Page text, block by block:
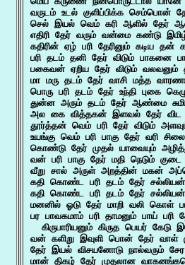
வருடம் உடல் குளிப்பிக்க செம்பொன்
செல் இயல் வெம் கரி ஆளில் தேர்
எதிரி தேர் வரும் வன்மை கண்டு இமிழ்
கதிரின் ஏழ் பரி தேரினும் கடிய
பரி தடம் தனி தேர் விடும்
பகைவன் ஏறிய தேர் விடும் வலவனும்
மா மரு தடம் தேர் வாசி மத்த
பொரு பரி தடம் தேர் உந்தி புகை
துன்ன அரும் தடம் தேர் ஆண்மை
அல கை வித்தகன் இளவல் தேர் விட
தூர்த்தன் வெம் பரி தேர் விடும்
உயங்கு வெம் பரி பாகு தேர் வரி
கொண்டு தேர் முதல் யாவையும்
வன் பரி பாகு தேர் மதி நெடும்
வீறு சால் அருள் அறத்தின் மகன்
கதி கொண்ட பரி தடம் தேர்
கதி கொண்ட பரி தடம் தேர்
மனனில் ஓடு தேர் மாறி வலி கொள்
பர பாவகமாம் பரி தாமனும் பாய் பரி
கிருபாரியனும் கிருத பெயர் கேடு
வன் களிறு இவுளி பொன் தேர் வாள்
தேர் இயல் விசயனோடு நால்வரும்
மான் திகழ் தேர் முதலான